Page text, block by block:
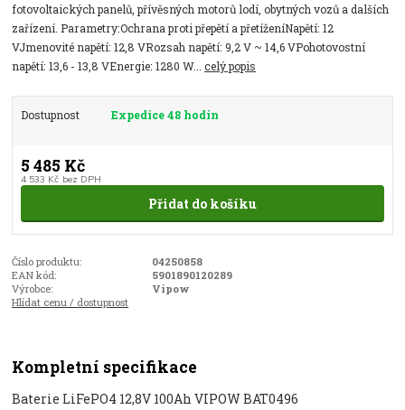
fotovoltaických panelů, přívěsných motorů lodí, obytných vozů a dalších
zařízení. Parametry:Ochrana proti přepětí a přetíženíNapětí: 12
VJmenovité napětí: 12,8 VRozsah napětí: 9,2 V ~ 14,6 VPohotovostní
napětí: 13,6 - 13,8 VEnergie: 1280 W...celý popis
Dostupnost Expedice 48 hodin
5 485 Kč
4 533 Kč bez DPH
Přidat do košíku
Číslo produktu:
04250858
EAN kód:
5901890120289
Výrobce:
Vipow
Hlídat cenu / dostupnost
Kompletní specifikace
Baterie LiFePO4 12,8V 100Ah VIPOW BAT0496